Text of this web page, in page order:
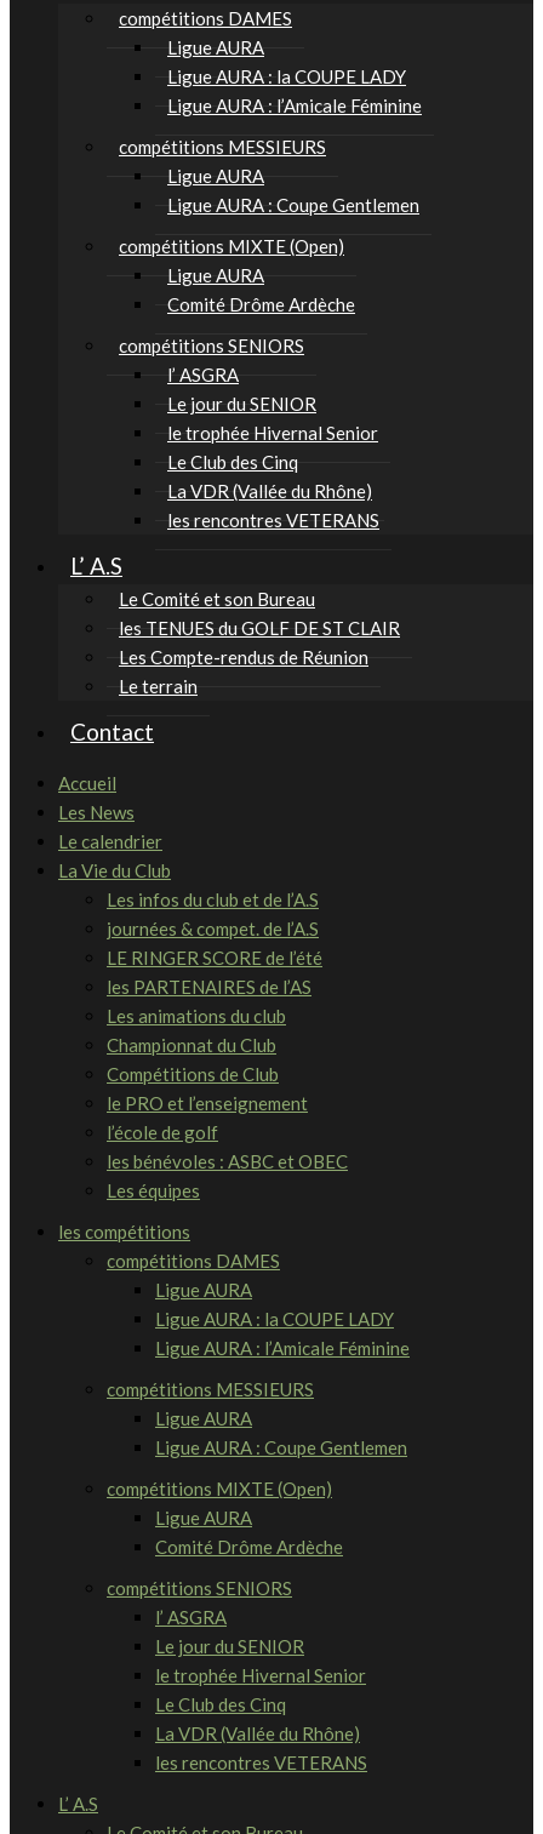
compétitions DAMES
Ligue AURA
Ligue AURA : la COUPE LADY
Ligue AURA : l’Amicale Féminine
compétitions MESSIEURS
Ligue AURA
Ligue AURA : Coupe Gentlemen
compétitions MIXTE (Open)
Ligue AURA
Comité Drôme Ardèche
compétitions SENIORS
l’ ASGRA
Le jour du SENIOR
le trophée Hivernal Senior
Le Club des Cinq
La VDR (Vallée du Rhône)
les rencontres VETERANS
L’ A.S
Le Comité et son Bureau
les TENUES du GOLF DE ST CLAIR
Les Compte-rendus de Réunion
Le terrain
Contact
Accueil
Les News
Le calendrier
La Vie du Club
Les infos du club et de l’A.S
journées & compet. de l’A.S
LE RINGER SCORE de l’été
les PARTENAIRES de l’AS
Les animations du club
Championnat du Club
Compétitions de Club
le PRO et l’enseignement
l’école de golf
les bénévoles : ASBC et OBEC
Les équipes
les compétitions
compétitions DAMES
Ligue AURA
Ligue AURA : la COUPE LADY
Ligue AURA : l’Amicale Féminine
compétitions MESSIEURS
Ligue AURA
Ligue AURA : Coupe Gentlemen
compétitions MIXTE (Open)
Ligue AURA
Comité Drôme Ardèche
compétitions SENIORS
l’ ASGRA
Le jour du SENIOR
le trophée Hivernal Senior
Le Club des Cinq
La VDR (Vallée du Rhône)
les rencontres VETERANS
L’ A.S